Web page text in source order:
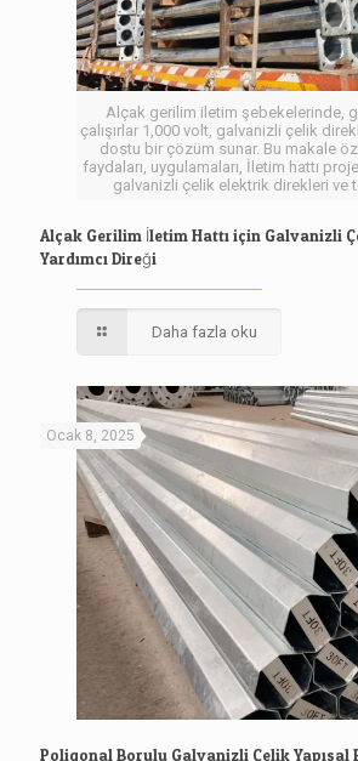
Alçak gerilim iletim şebekelerinde,
çalışırlar 1,000 volt, galvanizli çelik
dostu bir çözüm sunar. Bu makale
faydaları, uygulamaları, İletim hattı
galvanizli çelik elektrik direkleri ve
Alçak Gerilim İletim Hattı için Galvanizli
Yardımcı Direği
Daha fazla oku
Ocak 8, 2025
Poligonal Borulu Galvanizli Çelik Yapısal